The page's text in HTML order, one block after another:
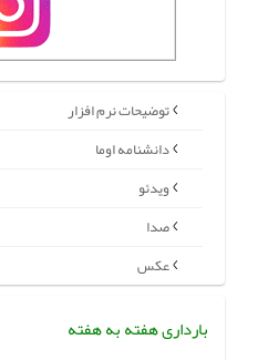
توضیحات نرم افزار
دانشنامه اوما
ویدئو
صدا
عکس
بارداری هفته به هفته